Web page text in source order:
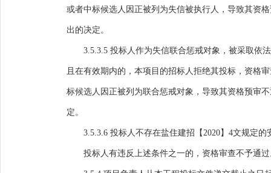
或者中标候选人因正被列为失信被执行人，导致其资
出的决定。
3.5.3.5 投标人作为失信联合惩戒对象，被采取依
且在有效期内的，本项目的招标人拒绝其投标，资格
标候选人因正被列为联合惩戒对象，导致其资格预审
定。
3.5.3.6 投标人不存在盐住建招【2020】4文规定
投标人有违反上述条件之一的，资格审查不予通